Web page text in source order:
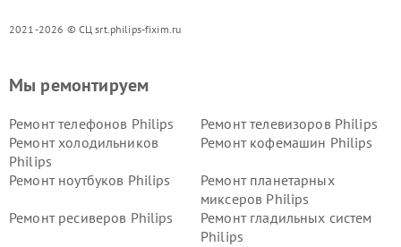
2021-2026 © СЦ srt.philips-fixim.ru
Мы ремонтируем
Ремонт телефонов Philips
Ремонт телевизоров Philips
Ремонт холодильников
Philips
Ремонт кофемашин Philips
Ремонт ноутбуков Philips
Ремонт планетарных
миксеров Philips
Ремонт ресиверов Philips
Ремонт гладильных систем
Philips